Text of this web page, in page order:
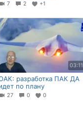
7 2 +1
03:11
разработка ПАК ДА
по плану
27 0 0